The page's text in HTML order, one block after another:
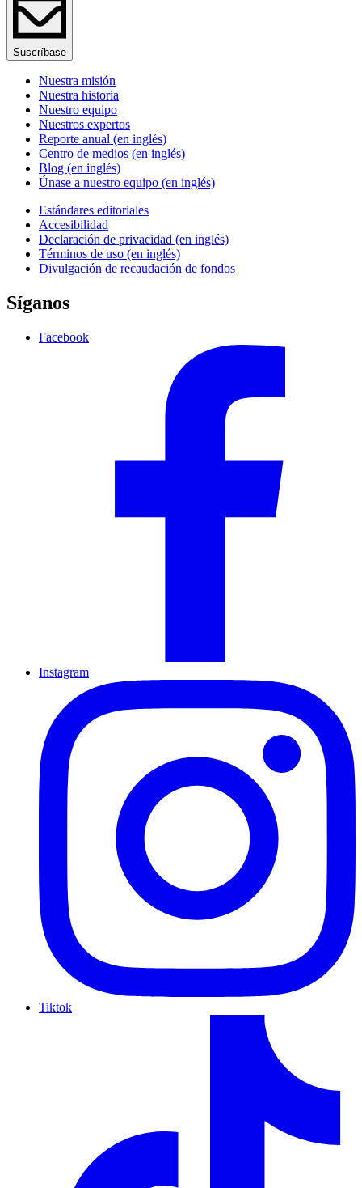
Suscríbase
Nuestra misión
Nuestra historia
Nuestro equipo
Nuestros expertos
Reporte anual (en inglés)
Centro de medios (en inglés)
Blog (en inglés)
Únase a nuestro equipo (en inglés)
Estándares editoriales
Accesibilidad
Declaración de privacidad (en inglés)
Términos de uso (en inglés)
Divulgación de recaudación de fondos
Síganos
Facebook
Instagram
Tiktok